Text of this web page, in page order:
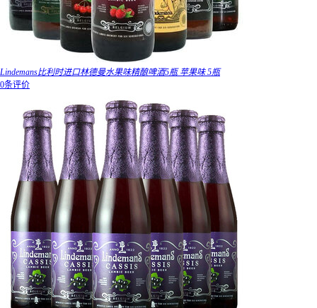
Lindemans比利时进口林德曼水果味精酿啤酒5瓶 苹果味 5瓶
0条评价